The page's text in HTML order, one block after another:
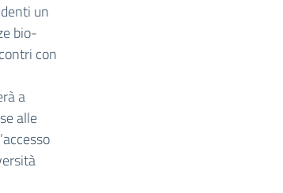
un
bio-
con
a
alle